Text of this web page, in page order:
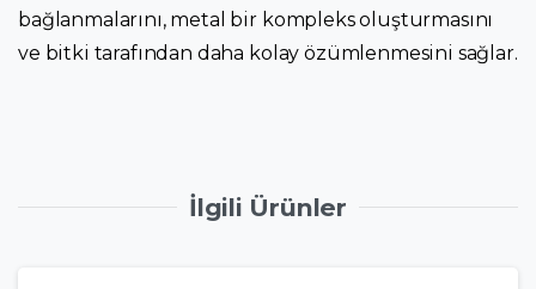
bağlanmalarını, metal bir kompleks oluşturmasını
ve bitki tarafından daha kolay özümlenmesini sağlar.
İlgili Ürünler